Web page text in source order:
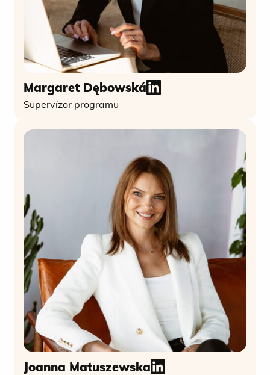
Margaret Dębowská
Supervízor programu
Joanna Matuszewska